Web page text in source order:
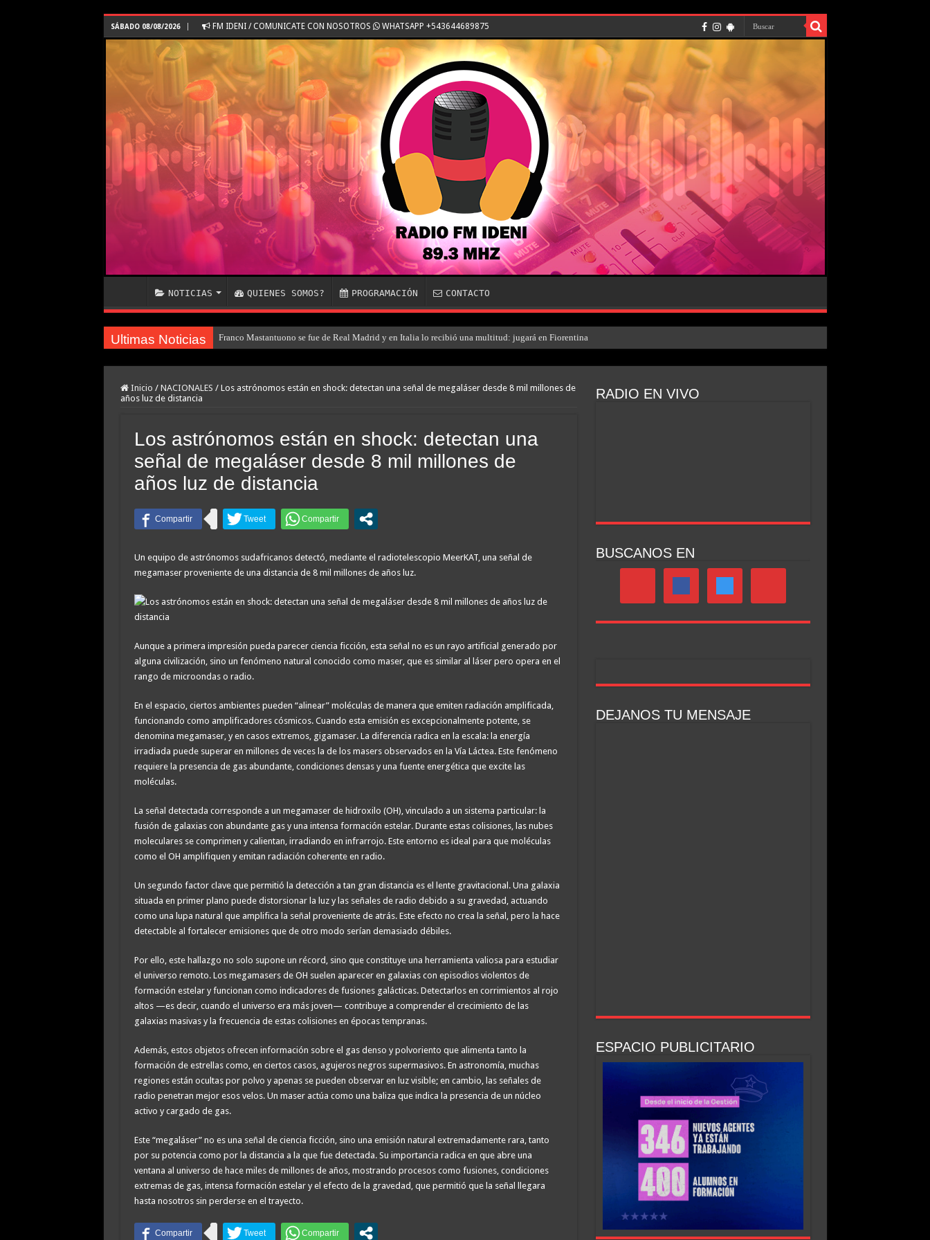
SÁBADO 08/08/2026 FM IDENI / COMUNICATE CON NOSOTROS WHATSAPP +543644689875
NOTICIAS QUIENES SOMOS? PROGRAMACIÓN CONTACTO
Ultimas Noticias Franco Mastantuono se fue de Real Madrid y en Italia lo recibió una multitud: jugará en Fiorentina
Inicio / NACIONALES / Los astrónomos están en shock: detectan una señal de megaláser desde 8 mil millones de
años luz de distancia
Los astrónomos están en shock: detectan una
señal de megaláser desde 8 mil millones de
años luz de distancia
Un equipo de astrónomos sudafricanos detectó, mediante el radiotelescopio MeerKAT, una señal de
megamaser proveniente de una distancia de 8 mil millones de años luz.
Aunque a primera impresión pueda parecer ciencia ficción, esta señal no es un rayo artificial generado por
alguna civilización, sino un fenómeno natural conocido como maser, que es similar al láser pero opera en el
rango de microondas o radio.
En el espacio, ciertos ambientes pueden “alinear” moléculas de manera que emiten radiación amplificada,
funcionando como amplificadores cósmicos. Cuando esta emisión es excepcionalmente potente, se
denomina megamaser, y en casos extremos, gigamaser. La diferencia radica en la escala: la energía
irradiada puede superar en millones de veces la de los masers observados en la Vía Láctea. Este fenómeno
requiere la presencia de gas abundante, condiciones densas y una fuente energética que excite las
moléculas.
La señal detectada corresponde a un megamaser de hidroxilo (OH), vinculado a un sistema particular: la
fusión de galaxias con abundante gas y una intensa formación estelar. Durante estas colisiones, las nubes
moleculares se comprimen y calientan, irradiando en infrarrojo. Este entorno es ideal para que moléculas
como el OH amplifiquen y emitan radiación coherente en radio.
Un segundo factor clave que permitió la detección a tan gran distancia es el lente gravitacional. Una galaxia
situada en primer plano puede distorsionar la luz y las señales de radio debido a su gravedad, actuando
como una lupa natural que amplifica la señal proveniente de atrás. Este efecto no crea la señal, pero la hace
detectable al fortalecer emisiones que de otro modo serían demasiado débiles.
Por ello, este hallazgo no solo supone un récord, sino que constituye una herramienta valiosa para estudiar
el universo remoto. Los megamasers de OH suelen aparecer en galaxias con episodios violentos de
formación estelar y funcionan como indicadores de fusiones galácticas. Detectarlos en corrimientos al rojo
altos —es decir, cuando el universo era más joven— contribuye a comprender el crecimiento de las
galaxias masivas y la frecuencia de estas colisiones en épocas tempranas.
Además, estos objetos ofrecen información sobre el gas denso y polvoriento que alimenta tanto la
formación de estrellas como, en ciertos casos, agujeros negros supermasivos. En astronomía, muchas
regiones están ocultas por polvo y apenas se pueden observar en luz visible; en cambio, las señales de
radio penetran mejor esos velos. Un maser actúa como una baliza que indica la presencia de un núcleo
activo y cargado de gas.
Este “megaláser” no es una señal de ciencia ficción, sino una emisión natural extremadamente rara, tanto
por su potencia como por la distancia a la que fue detectada. Su importancia radica en que abre una
ventana al universo de hace miles de millones de años, mostrando procesos como fusiones, condiciones
extremas de gas, intensa formación estelar y el efecto de la gravedad, que permitió que la señal llegara
hasta nosotros sin perderse en el trayecto.
RADIO EN VIVO
BUSCANOS EN
DEJANOS TU MENSAJE
ESPACIO PUBLICITARIO